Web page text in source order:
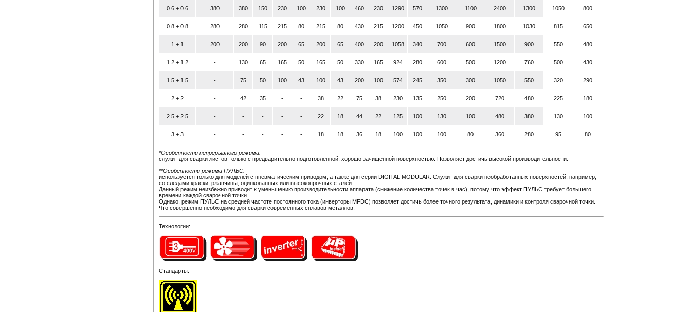
0.6 + 0.6 380 380 150 230 100 230 100 460 230 1290 570 1300 1100 2400 1300 1050 800
0.8 + 0.8 280 280 115 215 80 215 80 430 215 1200 450 1050 900 1800 1030 815 650
1 + 1 200 200 90 200 65 200 65 400 200 1058 340 700 600 1500 900 550 480
1.2 + 1.2 - 130 65 165 50 165 50 330 165 924 280 600 500 1200 760 500 430
1.5 + 1.5 - 75 50 100 43 100 43 200 100 574 245 350 300 1050 550 320 290
2 + 2 - 42 35 - - 38 22 75 38 230 135 250 200 720 480 225 180
2.5 + 2.5 - - - - - 22 18 44 22 125 100 130 100 480 380 130 100
3 + 3 - - - - - 18 18 36 18 100 100 100 80 360 280 95 80
*Особенности непрерывного режима:
служит для сварки листов только с предварительно подготовленной, хорошо зачищенной поверхностью. Позволяет достичь высокой производительности.
**Особенности режима ПУЛЬС:
используется только для моделей с пневматическим приводом, а также для серии DIGITAL MODULAR. Служит для сварки необработанных поверхностей, например,
со следами краски, ржавчины, оцинкованных или высокопрочных сталей.
Данный режим неизбежно приводит к уменьшению производительности аппарата (снижение количества точек в час), потому что эффект ПУЛЬС требует большего
времени каждой сварочной точки.
Однако, режим ПУЛЬС на средней частоте постоянного тока (инверторы MFDC) позволяет достичь более точного результата, динамики и контроля сварочной точки.
Что совершенно необходимо для сварки современных сплавов металлов.
Технологии:
Стандарты: